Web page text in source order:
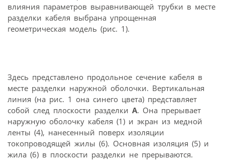
влияния параметров выравнивающей трубки в месте
разделки кабеля выбрана упрощенная
геометрическая модель (рис. 1).
Здесь представлено продольное сечение кабеля в
месте разделки наружной оболочки. Вертикальная
линия (на рис. 1 она синего цвета) представляет
собой след плоскости разделки A. Она прерывает
наружную оболочку кабеля (1) и экран из медной
ленты (4), нанесенный поверх изоляции
токопроводящей жилы (6). Основная изоляция (5) и
жила (6) в плоскости разделки не прерываются.